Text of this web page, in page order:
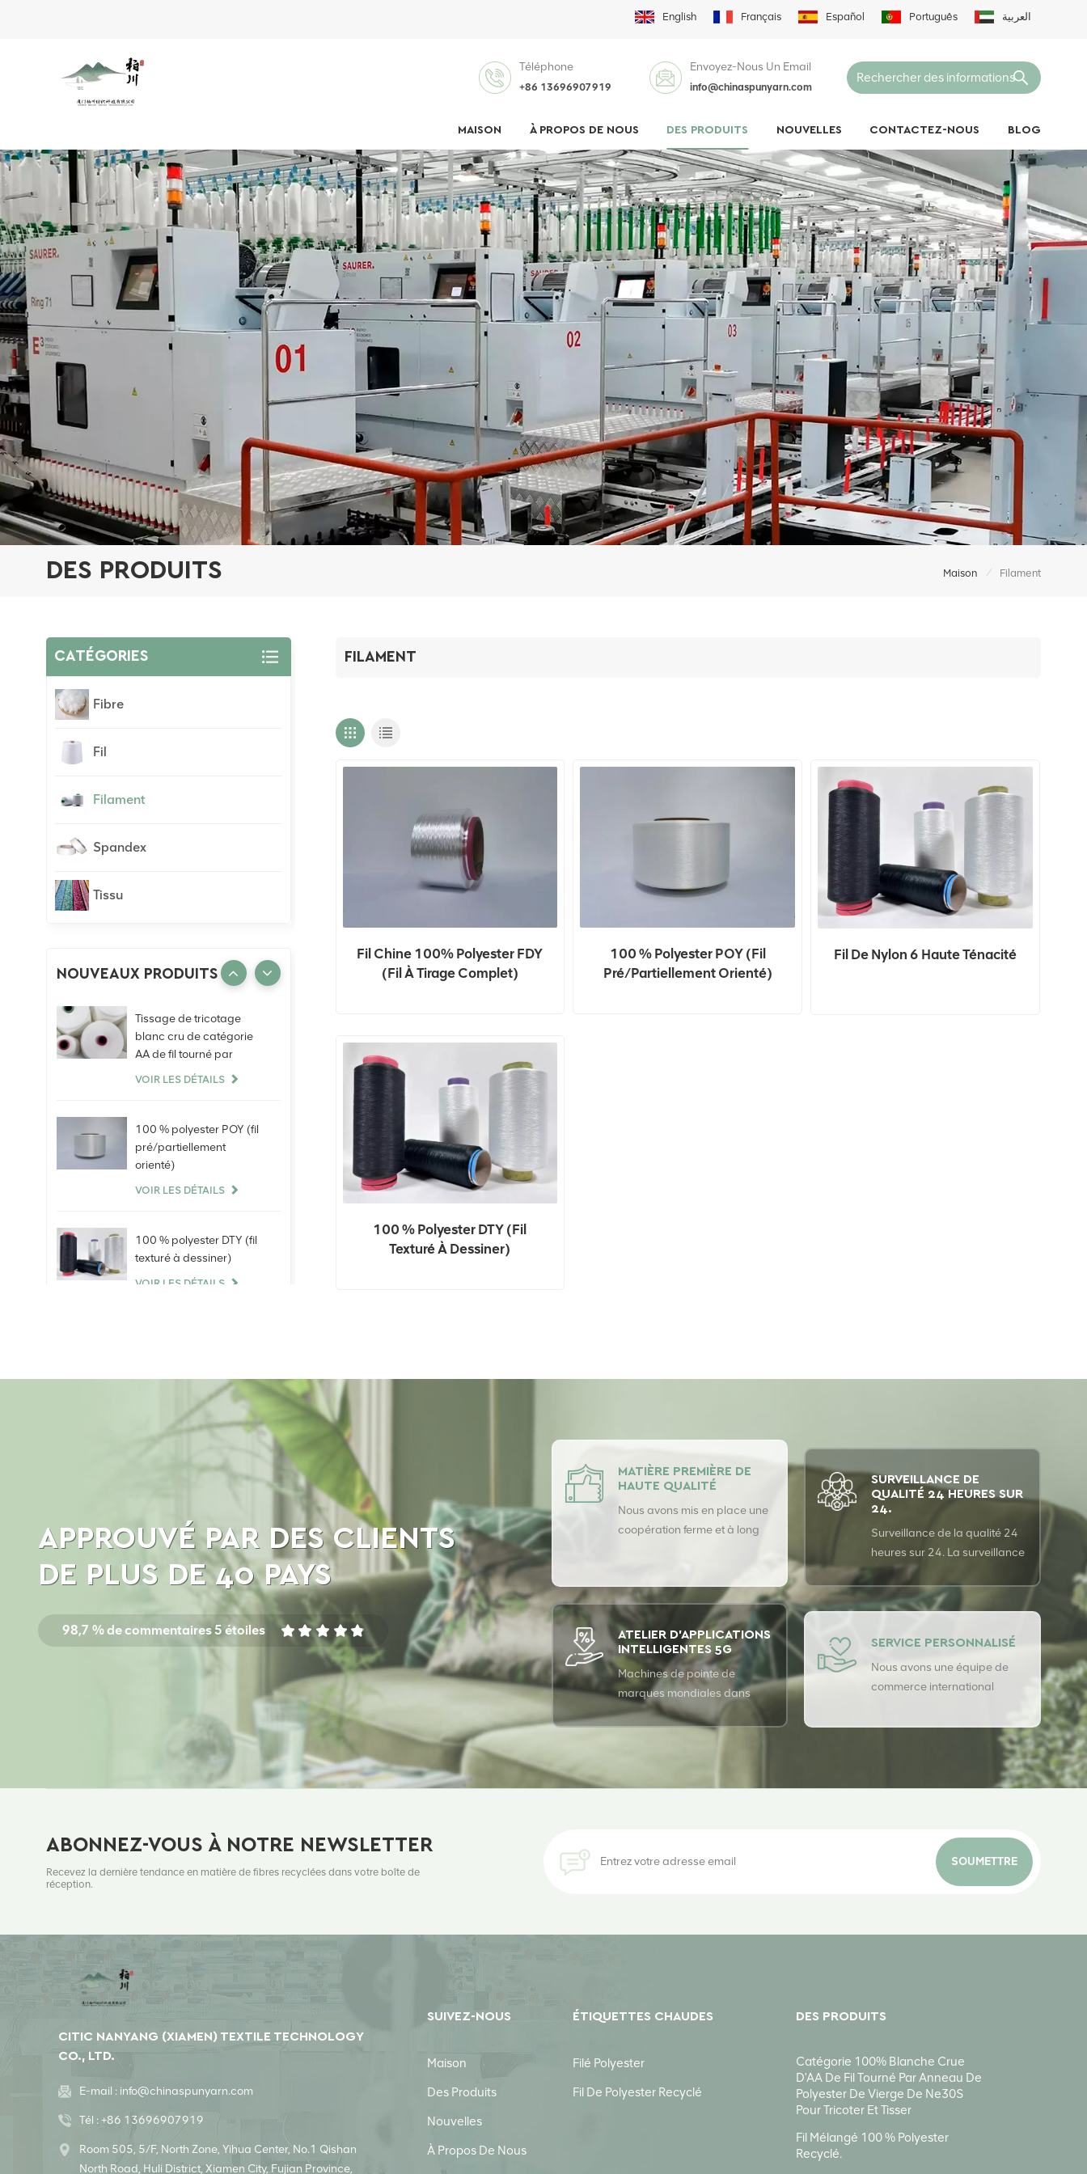
English Français Español Português العربية
Téléphone
+86 13696907919
Envoyez-Nous Un Email
info@chinaspunyarn.com
MAISON À PROPOS DE NOUS DES PRODUITS NOUVELLES CONTACTEZ-NOUS BLOG
DES PRODUITS Maison / Filament
FILAMENT
Fil Chine 100% Polyester FDY
(fil À Tirage Complet)
100 % Polyester POY (fil
Pré/partiellement Orienté)
Fil De Nylon 6 Haute Ténacité
100 % Polyester DTY (fil
Texturé À Dessiner)
CATÉGORIES
Fibre
Fil
Filament
Spandex
Tissu
NOUVEAUX PRODUITS
Tissage de tricotage
blanc cru de catégorie
AA de fil tourné par
anneau de polyester de
VOIR LES DÉTAILS
100 % polyester POY (fil
pré/partiellement
orienté)
VOIR LES DÉTAILS
100 % polyester DTY (fil
texturé à dessiner)
VOIR LES DÉTAILS
100 % fibres
discontinues de
brut vierge Pour fil de
VOIR LES DÉTAILS
APPROUVÉ PAR DES CLIENTS
DE PLUS DE 40 PAYS
98,7 % de commentaires 5 étoiles
MATIÈRE PREMIÈRE DE
HAUTE QUALITÉ
Nous avons mis en place une
coopération ferme et à long
assurer la qualité supérieure
de nos produits.
SURVEILLANCE DE
QUALITÉ 24 HEURES SUR
24.
Surveillance de la qualité 24
heures sur 24. La surveillance
de la qualité est effectuée 24
heures sur 24 avec le
système d'assurance qualité
cohérence de notre qualité.
ATELIER D'APPLICATIONS
INTELLIGENTES 5G
Machines de pointe de
marques mondiales dans
l'industrie et gamme de
produits entièrement
SERVICE PERSONNALISÉ
Nous avons une équipe de
commerce international
qualité
ABONNEZ-VOUS À NOTRE NEWSLETTER
Recevez la dernière tendance en matière de fibres recyclées dans votre boîte de
réception.
SOUMETTRE
CITIC NANYANG (XIAMEN) TEXTILE TECHNOLOGY
CO., LTD.
E-mail : info@chinaspunyarn.com
Tél : +86 13696907919
Room 505, 5/F, North Zone, Yihua Center, No.1 Qishan
North Road, Huli District, Xiamen City, Fujian Province,
SUIVEZ-NOUS
Maison
Des Produits
Nouvelles
À Propos De Nous
ÉTIQUETTES CHAUDES
Filé Polyester
Fil De Polyester Recyclé
DES PRODUITS
Catégorie 100% Blanche Crue
D'AA De Fil Tourné Par Anneau De
Polyester De Vierge De Ne30S
Pour Tricoter Et Tisser
Fil Mélangé 100 % Polyester
Recyclé.